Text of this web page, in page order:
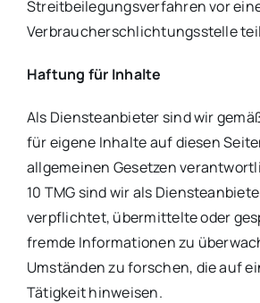
Streitbeilegungsverfahren vor
Verbraucherschlichtungsstelle
Haftung für Inhalte
Als Diensteanbieter sind wir gemäß
für eigene Inhalte auf diesen
allgemeinen Gesetzen
10 TMG sind wir als
verpflichtet, übermittelte oder
fremde Informationen zu
Umständen zu forschen, die auf
Tätigkeit hinweisen.